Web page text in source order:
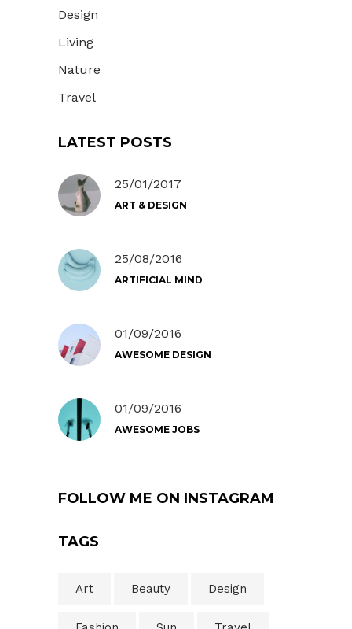
Design
Living
Nature
Travel
LATEST POSTS
25/01/2017
ART & DESIGN
25/08/2016
ARTIFICIAL MIND
01/09/2016
AWESOME DESIGN
01/09/2016
AWESOME JOBS
FOLLOW ME ON INSTAGRAM
TAGS
Art Beauty Design